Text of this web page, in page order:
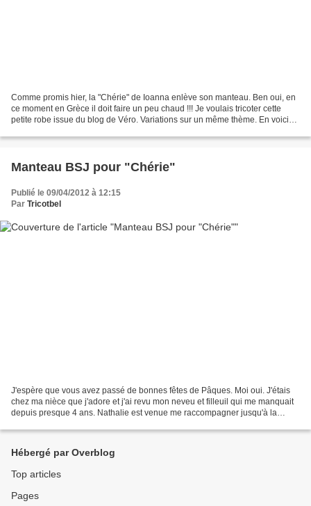
Comme promis hier, la "Chérie" de Ioanna enlève son manteau. Ben oui, en
ce moment en Grèce il doit faire un peu chaud !!! Je voulais tricoter cette
petite robe issue du blog de Véro. Variations sur un même thème. En voici
Manteau BSJ pour "Chérie"
Publié le 09/04/2012 à 12:15
Par Tricotbel
J'espère que vous avez passé de bonnes fêtes de Pâques. Moi oui. J'étais
chez ma nièce que j'adore et j'ai revu mon neveu et filleuil qui me manquait
depuis presque 4 ans. Nathalie est venue me raccompagner jusqu'à la
Hébergé par Overblog
Top articles
Pages